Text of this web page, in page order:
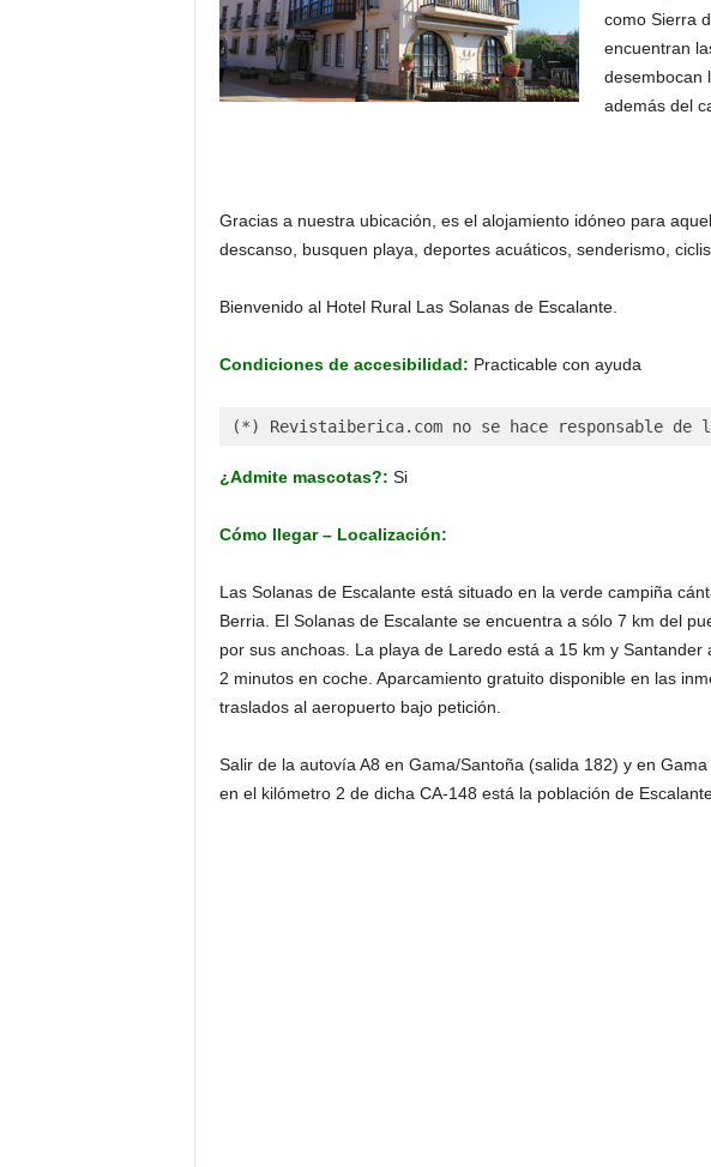
como Sierra
encuentran
desembocan
además del
Gracias a nuestra ubicación, es el alojamiento idóneo para
descanso, busquen playa, deportes acuáticos, senderismo,
Bienvenido al Hotel Rural Las Solanas de Escalante.
Condiciones de accesibilidad: Practicable con ayuda
(*) Revistaiberica.com no se hace responsable
¿Admite mascotas?: Si
Cómo llegar – Localización:
Las Solanas de Escalante está situado en la verde campiña
Berria. El Solanas de Escalante se encuentra a sólo 7 km del
por sus anchoas. La playa de Laredo está a 15 km y Santander
2 minutos en coche. Aparcamiento gratuito disponible en las
traslados al aeropuerto bajo petición.
Salir de la autovía A8 en Gama/Santoña (salida 182) y en
en el kilómetro 2 de dicha CA-148 está la población de